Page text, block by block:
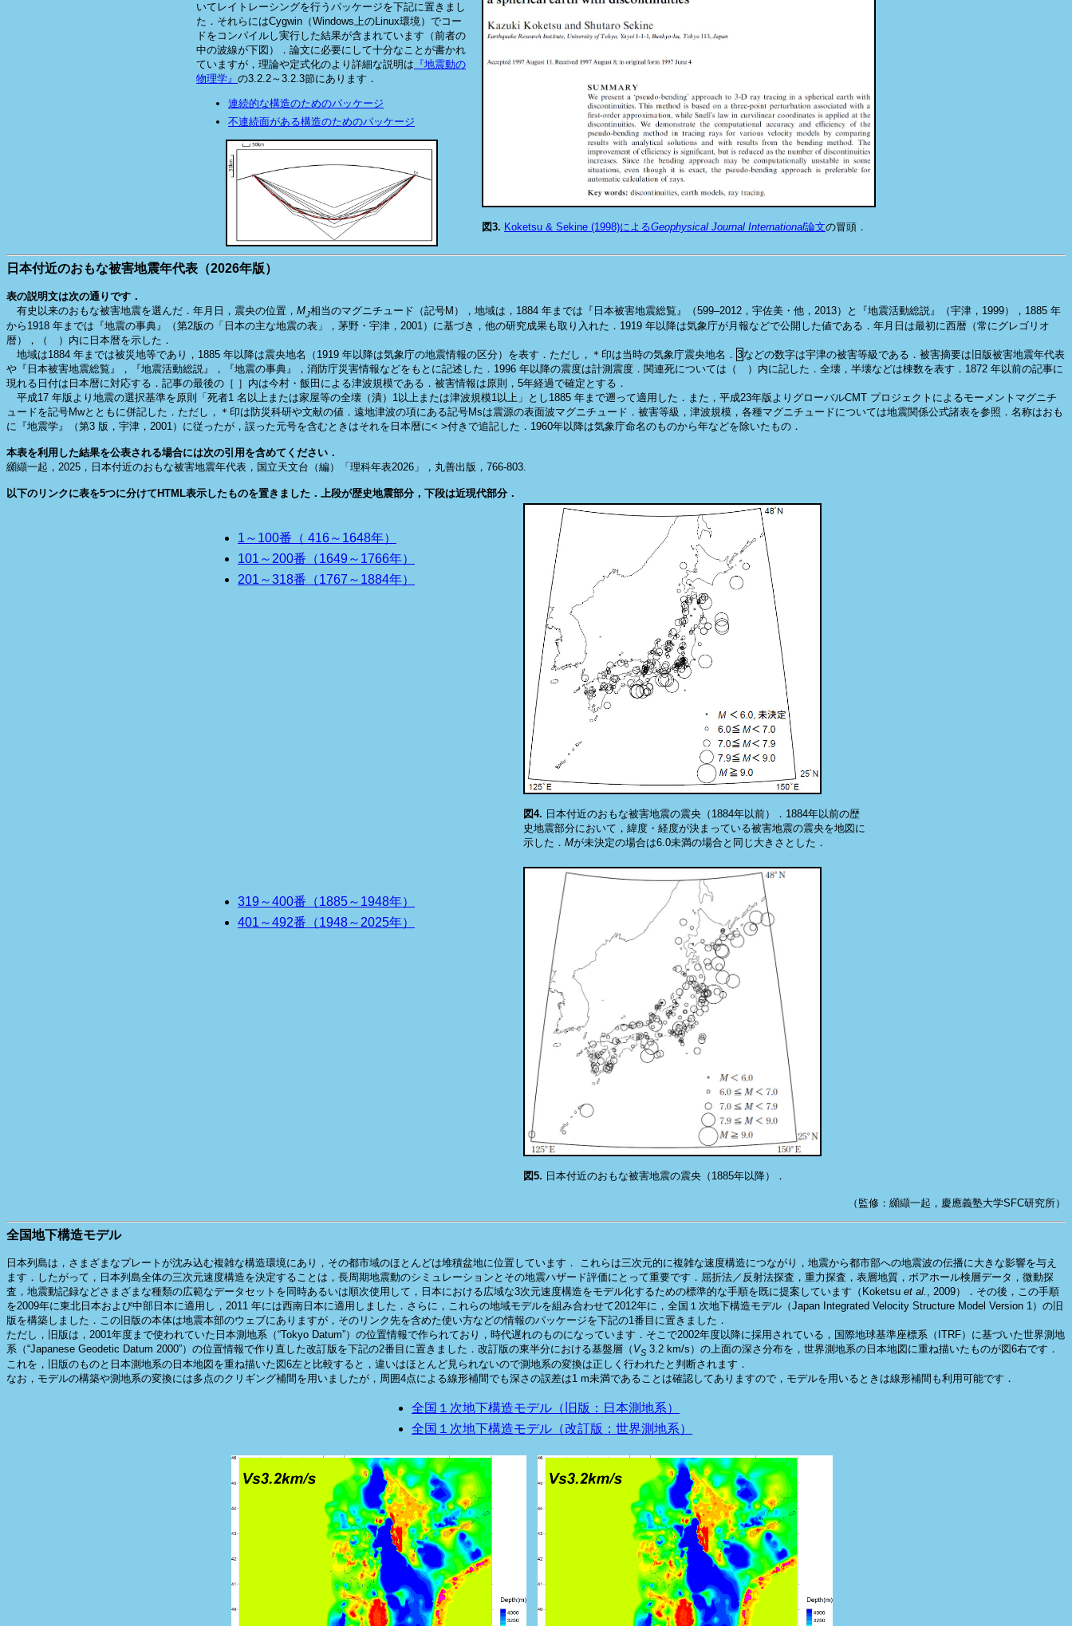
いてレイトレーシングを行うパッケージを下記に置きまし
た．それらにはCygwin（Windows上のLinux環境）でコー
ドをコンパイルし実行した結果が含まれています（前者の
中の波線が下図）．論文に必要にして十分なことが書かれ
ていますが，理論や定式化のより詳細な説明は 『地震動の
物理学』 の3.2.2～3.2.3節にあります．
連続的な構造のためのパッケージ
不連続面がある構造のためのパッケージ
図3. Koketsu & Sekine (1998)によるGeophysical Journal International論文の冒頭．
日本付近のおもな被害地震年代表（2026年版）
表の説明文は次の通りです．
有史以来のおもな被害地震を選んだ．年月日，震央の位置， MJ相当のマグニチュード（記号M），地域は，1884 年までは『日本被害地震総覧』（599–2012，宇佐美・他，2013）と『地震活動総説』（宇津，1999），1885 年
から1918 年までは『地震の事典』（第2版の「日本の主な地震の表」，茅野・宇津，2001）に基づき，他の研究成果も取り入れた．1919 年以降は気象庁が月報などで公開した値である．年月日は最初に西暦（常にグレゴリオ
暦），（ ）内に日本暦を示した．
地域は1884 年までは被災地等であり，1885 年以降は震央地名（1919 年以降は気象庁の地震情報の区分）を表す．ただし，＊印は当時の気象庁震央地名． 3などの数字は宇津の被害等級である．被害摘要は旧版被害地震年代表
や『日本被害地震総覧』，『地震活動総説』，『地震の事典』，消防庁災害情報などをもとに記述した．1996 年以降の震度は計測震度．関連死については（ ）内に記した．全壊，半壊などは棟数を表す．1872 年以前の記事に
現れる日付は日本暦に対応する．記事の最後の［ ］内は今村・飯田による津波規模である．被害情報は原則，5年経過で確定とする．
平成17 年版より地震の選択基準を原則「死者1 名以上または家屋等の全壊（潰）1以上または津波規模1以上」とし1885 年まで遡って適用した．また，平成23年版よりグローバルCMT プロジェクトによるモーメントマグニチ
ュードを記号Mwとともに併記した．ただし，＊印は防災科研や文献の値．遠地津波の項にある記号Msは震源の表面波マグニチュード．被害等級，津波規模，各種マグニチュードについては地震関係公式諸表を参照．名称はおも
に『地震学』（第3 版，宇津，2001）に従ったが，誤った元号を含むときはそれを日本暦に< >付きで追記した．1960年以降は気象庁命名のものから年などを除いたもの．
本表を利用した結果を公表される場合には次の引用を含めてください．
纐纈一起，2025，日本付近のおもな被害地震年代表，国立天文台（編）「理科年表2026」，丸善出版，766-803.
以下のリンクに表を5つに分けてHTML表示したものを置きました．上段が歴史地震部分，下段は近現代部分．
1～100番（ 416～1648年）
101～200番（1649～1766年）
201～318番（1767～1884年）
図4. 日本付近のおもな被害地震の震央（1884年以前）．1884年以前の歴
史地震部分において，緯度・経度が決まっている被害地震の震央を地図に
示した． Mが未決定の場合は6.0未満の場合と同じ大きさとした．
319～400番（1885～1948年）
401～492番（1948～2025年）
図5. 日本付近のおもな被害地震の震央（1885年以降）．
（監修：纐纈一起，慶應義塾大学SFC研究所）
全国地下構造モデル
日本列島は，さまざまなプレートが沈み込む複雑な構造環境にあり，その都市域のほとんどは堆積盆地に位置しています． これらは三次元的に複雑な速度構造につながり，地震から都市部への地震波の伝播に大きな影響を与え
ます．したがって，日本列島全体の三次元速度構造を決定することは，長周期地震動のシミュレーションとその地震ハザード評価にとって重要です．屈折法／反射法探査，重力探査，表層地質，ボアホール検層データ，微動探
査，地震動記録などさまざまな種類の広範なデータセットを同時あるいは順次使用して，日本における広域な3次元速度構造をモデル化するための標準的な手順を既に提案しています（Koketsu et al. , 2009）．その後，この手順
を2009年に東北日本および中部日本に適用し，2011 年には西南日本に適用しました．さらに，これらの地域モデルを組み合わせて2012年に，全国１次地下構造モデル（Japan Integrated Velocity Structure Model Version 1）の旧
版を構築しました．この旧版の本体は地震本部のウェブにありますが，そのリンク先を含めた使い方などの情報のパッケージを下記の1番目に置きました．
ただし，旧版は，2001年度まで使われていた日本測地系（“Tokyo Datum”）の位置情報で作られており，時代遅れのものになっています．そこで2002年度以降に採用されている，国際地球基準座標系（ITRF）に基づいた世界測地
系（“Japanese Geodetic Datum 2000”）の位置情報で作り直した改訂版を下記の2番目に置きました．改訂版の東半分における基盤層（ VS 3.2 km/s）の上面の深さ分布を，世界測地系の日本地図に重ね描いたものが図6右です．
これを，旧版のものと日本測地系の日本地図を重ね描いた図6左と比較すると，違いはほとんど見られないので測地系の変換は正しく行われたと判断されます．
なお，モデルの構築や測地系の変換には多点のクリギング補間を用いましたが，周囲4点による線形補間でも深さの誤差は1 m未満であることは確認してありますので，モデルを用いるときは線形補間も利用可能です．
全国１次地下構造モデル（旧版：日本測地系）
全国１次地下構造モデル（改訂版：世界測地系）